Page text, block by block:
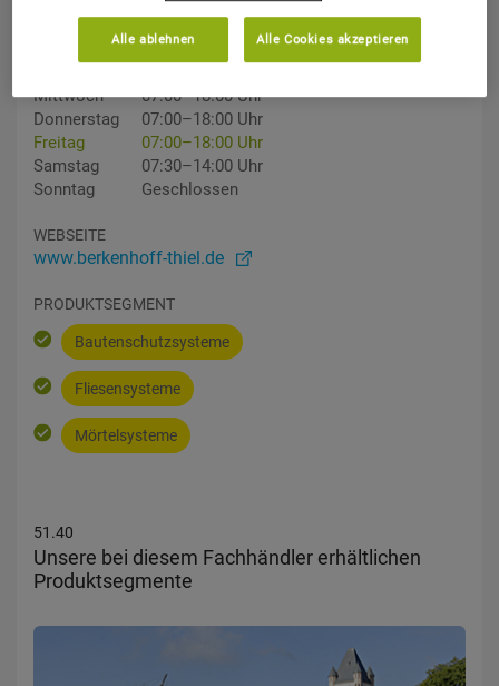
07:00–18:00 Uhr
Mittwoch
07:00–18:00 Uhr
Donnerstag
07:00–18:00 Uhr
Freitag
07:00–18:00 Uhr
Samstag
07:30–14:00 Uhr
Sonntag
Geschlossen
WEBSEITE
www.berkenhoff-thiel.de
PRODUKTSEGMENT
Bautenschutzsysteme
Fliesensysteme
Mörtelsysteme
51.40
Unsere bei diesem Fachhändler erhältlichen
Produktsegmente
Alle ablehnen Alle Cookies akzeptieren